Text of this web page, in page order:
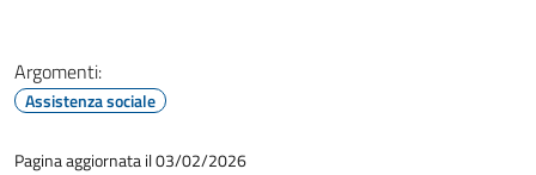
Argomenti:
Assistenza sociale
Pagina aggiornata il 03/02/2026